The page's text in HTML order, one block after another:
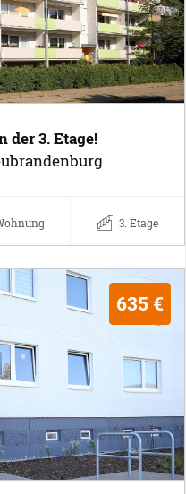
der 3. Etage!
3. Etage
635 €